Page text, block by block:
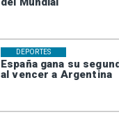
España gana su
al vencer a Argentina
DEPORTES